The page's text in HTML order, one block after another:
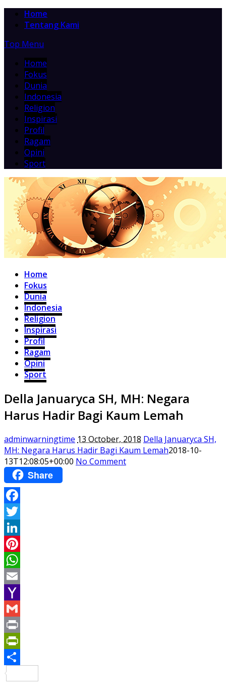
Home
Tentang Kami
Top Menu
Home
Fokus
Dunia
Indonesia
Religion
Inspirasi
Profil
Ragam
Opini
Sport
Home
Fokus
Dunia
Indonesia
Religion
Inspirasi
Profil
Ragam
Opini
Sport
Della Januaryca SH, MH: Negara
Harus Hadir Bagi Kaum Lemah
adminwarningtime 13 October, 2018 Della Januaryca SH,
MH: Negara Harus Hadir Bagi Kaum Lemah2018-10-
13T12:08:05+00:00 No Comment
Share
Facebook
Twitter
LinkedIn
Pinterest
WhatsApp
Email
Yahoo
Mail
Gmail
Print
PrintFriendly